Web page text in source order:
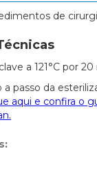
de
a 121°C por
a passo da
aqui e confira o